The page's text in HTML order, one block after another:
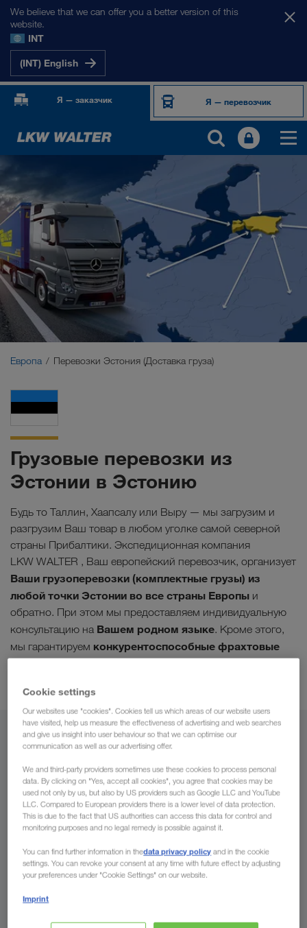
We believe that we can offer you a better version of this
website.
INT
(INT) English
Я — заказчик Я — перевозчик
НАШИ РЫНКИ
Европа
Центральная Азия
Россия
Ближний Восток
Европа Перевозки Эстония (Доставка груза)
Грузовые перевозки из
Эстонии в Эстонию
Будь то Таллин, Хаапсалу или Выру — мы загрузим и
разгрузим Ваш товар в любом уголке самой северной
страны Прибалтики. Экспедиционная компания
LKW WALTER , Ваш европейский перевозчик, организует
Ваши грузоперевозки (комплектные грузы) из
любой точки Эстонии во все страны Европы и
обратно. При этом мы предоставляем индивидуальную
консультацию на Вашем родном языке. Кроме этого,
мы гарантируем конкурентоспособные фрахтовые
ставки благодаря хорошей координации Ваших
Из
Таджикистан
Страна
Cookie settings
Our websites use "cookies". Cookies tell us which areas of our website users
have visited, help us measure the effectiveness of advertising and web searches
and give us insight into user behaviour so that we can optimise our
communication as well as our advertising offer.
We and third-party providers sometimes use these cookies to process personal
data. By clicking on "Yes, accept all cookies", you agree that cookies may be
used not only by us, but also by US providers such as Google LLC and YouTube
LLC. Compared to European providers there is a lower level of data protection.
This is due to the fact that US authorities can access this data for control and
monitoring purposes and no legal remedy is possible against it.
You can find further information in thedata privacy policy and in the cookie
settings. You can revoke your consent at any time with future effect by adjusting
your preferences under "Cookie Settings" on our website.
Imprint